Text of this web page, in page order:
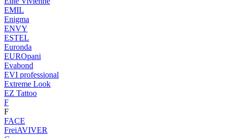
EMIL
Enigma
ENVY
ESTEL
Euronda
EUROpani
Evabond
EVI professional
Extreme Look
EZ Tattoo
F
F
FACE
FreiAVIVER